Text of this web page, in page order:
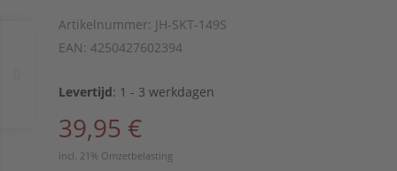
Artikelnummer: JH-SKT-149S
EAN: 4250427602394
Levertijd: 1 - 3 werkdagen
39,95 €
incl. 21% Omzetbelasting